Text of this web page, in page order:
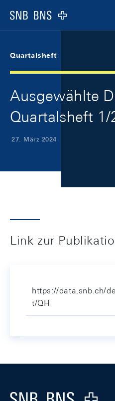
Logo
Quartalsheft
Ausgewählte
Quartalsheft 1/
27. März 2024
Link zur
https://data.snb.ch/
t/QH
Logo